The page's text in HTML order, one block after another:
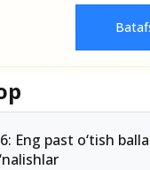
Eng past o‘tish